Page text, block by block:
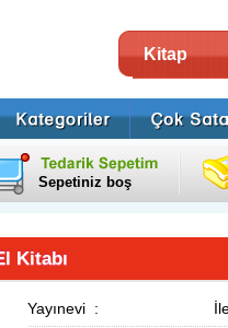
Kitap
Sepetiniz boş
Kitabı
Yayınevi :